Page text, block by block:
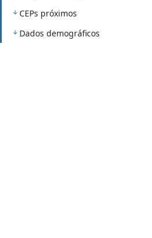
CEPs próximos
Dados demográficos